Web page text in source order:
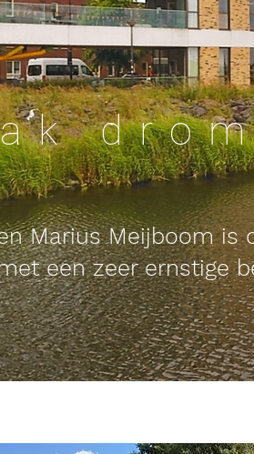
Marius Meijboom is
een zeer ernstige